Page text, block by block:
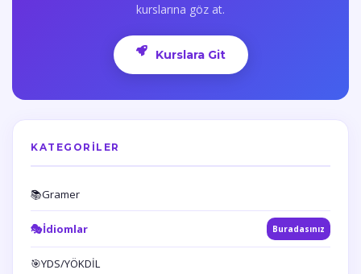
kurslarına göz at.
Kurslara Git
KATEGORILER
📚Gramer
🎭İdiomlar Buradasınız
🎯YDS/YÖKDİL